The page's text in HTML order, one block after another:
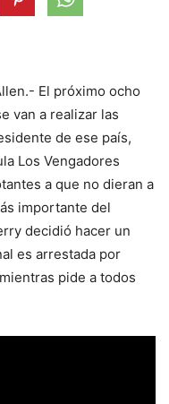
El próximo ocho
van a realizar las
de ese país,
Los Vengadores
a que no dieran a
importante del
decidió hacer un
es arrestada por
pide a todos